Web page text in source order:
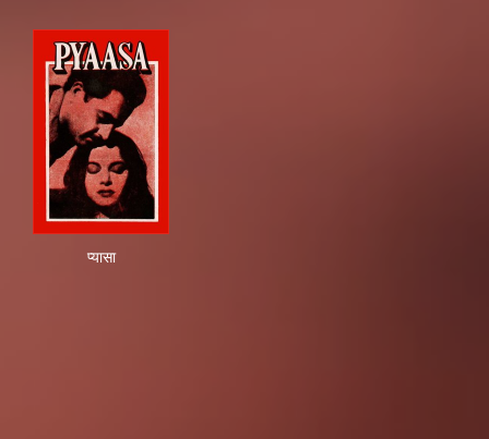
प्यासा